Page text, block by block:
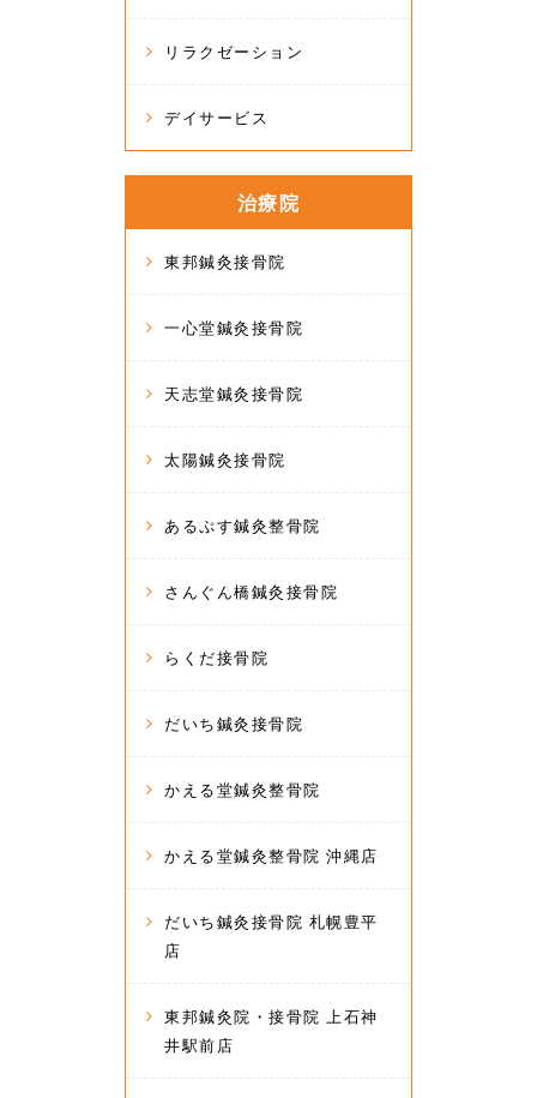
リラクゼーション
デイサービス
治療院
東邦鍼灸接骨院
一心堂鍼灸接骨院
天志堂鍼灸接骨院
太陽鍼灸接骨院
あるぷす鍼灸整骨院
さんぐん橋鍼灸接骨院
らくだ接骨院
だいち鍼灸接骨院
かえる堂鍼灸整骨院
かえる堂鍼灸整骨院 沖縄店
だいち鍼灸接骨院 札幌豊平
店
東邦鍼灸院・接骨院 上石神
井駅前店